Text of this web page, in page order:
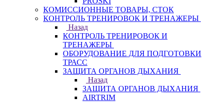
КОМИССИОННЫЕ ТОВАРЫ, СТОК
КОНТРОЛЬ ТРЕНИРОВОК И ТРЕНАЖЕРЫ
Назад
КОНТРОЛЬ ТРЕНИРОВОК И
ТРЕНАЖЕРЫ
ОБОРУДОВАНИЕ ДЛЯ ПОДГОТОВКИ
ТРАСС
ЗАЩИТА ОРГАНОВ ДЫХАНИЯ
Назад
ЗАЩИТА ОРГАНОВ ДЫХАНИЯ
AIRTRIM